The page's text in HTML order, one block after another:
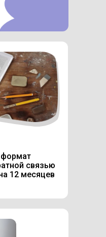
связью
12 месяцев